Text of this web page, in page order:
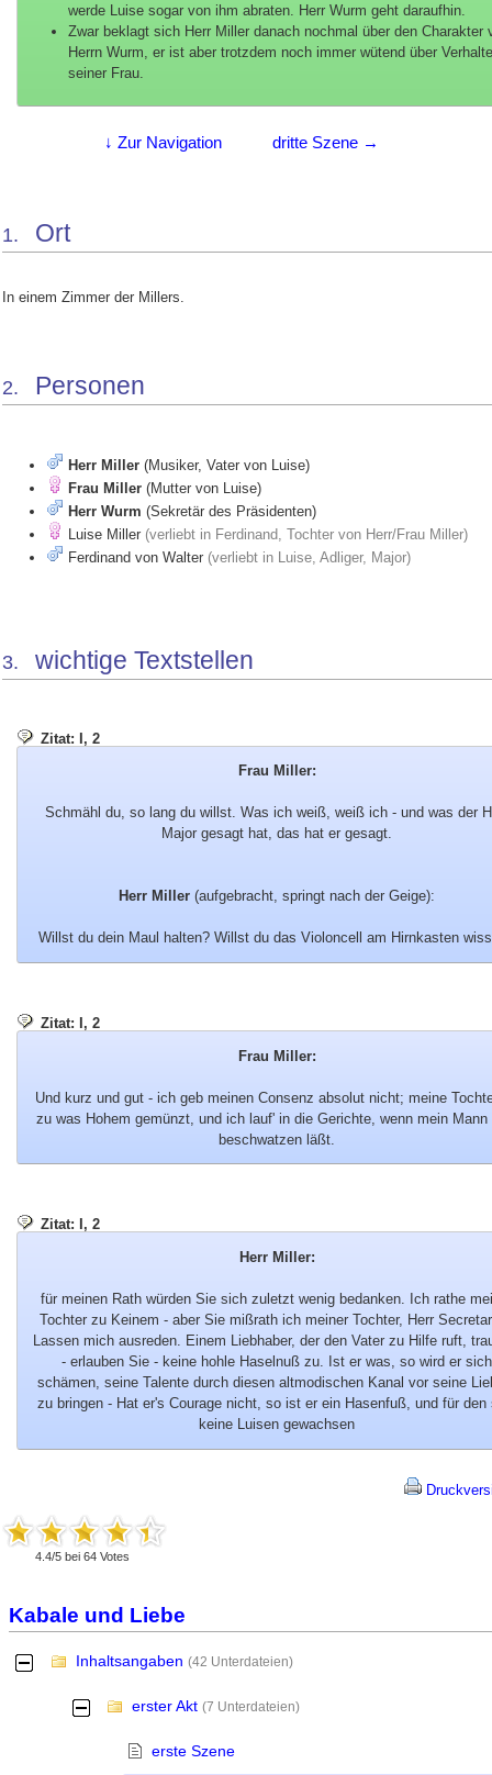
werde Luise sogar von ihm abraten. Herr Wurm geht daraufhin.
Zwar beklagt sich Herr Miller danach nochmal über den Charakter
Herrn Wurm, er ist aber trotzdem noch immer wütend über
seiner Frau.
↓ Zur Navigation dritte Szene →
1. Ort
In einem Zimmer der Millers.
2. Personen
Herr Miller (Musiker, Vater von Luise)
Frau Miller (Mutter von Luise)
Herr Wurm (Sekretär des Präsidenten)
Luise Miller (verliebt in Ferdinand, Tochter von Herr/Frau Miller)
Ferdinand von Walter (verliebt in Luise, Adliger, Major)
3. wichtige Textstellen
Zitat: I, 2
Frau Miller:
Schmähl du, so lang du willst. Was ich weiß, weiß ich - und was der
Major gesagt hat, das hat er gesagt.
Herr Miller (aufgebracht, springt nach der Geige):
Willst du dein Maul halten? Willst du das Violoncell am Hirnkasten
Zitat: I, 2
Frau Miller:
Und kurz und gut - ich geb meinen Consenz absolut nicht; meine
zu was Hohem gemünzt, und ich lauf' in die Gerichte, wenn mein Mann
beschwatzen läßt.
Zitat: I, 2
Herr Miller:
für meinen Rath würden Sie sich zuletzt wenig bedanken. Ich rathe
Tochter zu Keinem - aber Sie mißrath ich meiner Tochter, Herr
Lassen mich ausreden. Einem Liebhaber, der den Vater zu Hilfe ruft,
- erlauben Sie - keine hohle Haselnuß zu. Ist er was, so wird er sich
schämen, seine Talente durch diesen altmodischen Kanal vor seine
zu bringen - Hat er's Courage nicht, so ist er ein Hasenfuß, und für den
keine Luisen gewachsen
4.4/5 bei 64 Votes
Kabale und Liebe
- Inhaltsangaben (42 Unterdateien)
- erster Akt (7 Unterdateien)
erste Szene